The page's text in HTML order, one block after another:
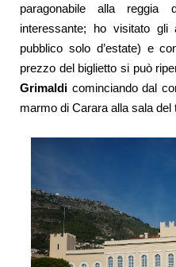
paragonabile alla reggia
interessante; ho visitato gli
pubblico solo d’estate) e
prezzo del biglietto si può
Grimaldi cominciando dal
marmo di Carara alla sala del